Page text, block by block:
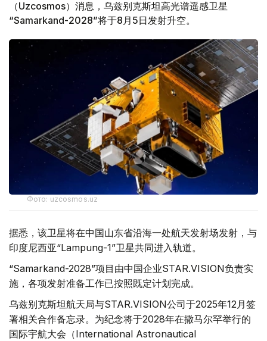
（Uzcosmos）消息，乌兹别克斯坦高光谱遥感卫星
“Samarkand-2028”将于8月5日发射升空。
Фото: uzcosmos.uz
据悉，该卫星将在中国山东省沿海一处航天发射场发射，与
印度尼西亚“Lampung-1”卫星共同进入轨道。
“Samarkand-2028”项目由中国企业STAR.VISION负责实
施，各项发射准备工作已按照既定计划完成。
乌兹别克斯坦航天局与STAR.VISION公司于2025年12月签
署相关合作备忘录。为纪念将于2028年在撒马尔罕举行的
国际宇航大会（International Astronautical